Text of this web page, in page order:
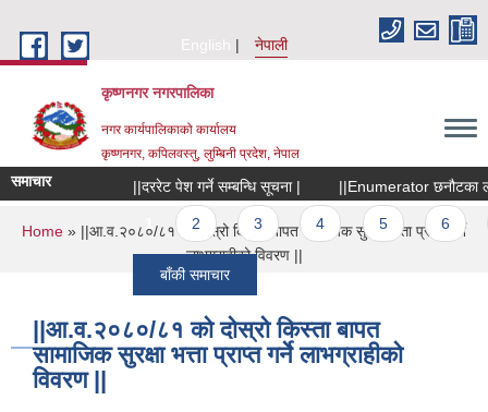
English
नेपाली
कृष्णनगर नगरपालिका
नगर कार्यपालिकाको कार्यालय
कृष्णनगर, कपिलवस्तु, लुम्बिनी प्रदेश, नेपाल
समाचार ||दररेट पेश गर्ने सम्बन्धि सूचना | ||Enumerator छनौटका लागि
Pages
1 2 3 4 5 6
बाँकी समाचार
You are here
Home » ||आ.व.२०८०/८१ को दोस्रो किस्ता बापत सामाजिक सुरक्षा भत्ता प्राप्त गर्ने
लाभग्राहीको विवरण ||
||आ.व.२०८०/८१ को दोस्रो किस्ता बापत
सामाजिक सुरक्षा भत्ता प्राप्त गर्ने लाभग्राहीको
विवरण ||